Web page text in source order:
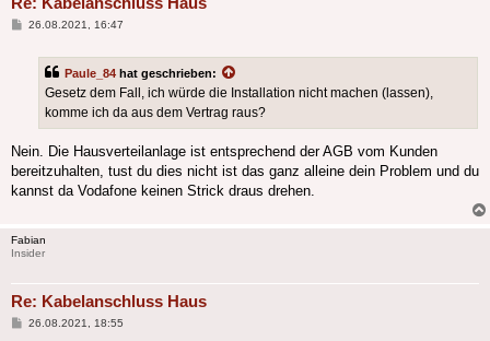
Beitrag
26.08.2021, 16:47
Paule_84 hat geschrieben:
Gesetz dem Fall, ich würde die Installation nicht machen (lassen),
komme ich da aus dem Vertrag raus?
Nein. Die Hausverteilanlage ist entsprechend der AGB vom Kunden
bereitzuhalten, tust du dies nicht ist das ganz alleine dein Problem und du
kannst da Vodafone keinen Strick draus drehen.
Fabian
Insider
Re: Kabelanschluss Haus
Beitrag
26.08.2021, 18:55